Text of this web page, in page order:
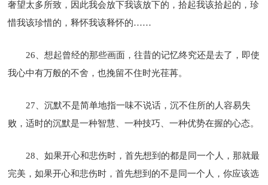
奢望太多所致，因此我会放下我该放下的，拾起我该拾起的，珍
惜我该珍惜的，释怀我该释怀的……
26、想起曾经的那些画面，往昔的记忆终究还是去了，即使
我心中有万般的不舍，也挽留不住时光荏苒。
27、沉默不是简单地指一味不说话，沉不住所的人容易失
败，适时的沉默是一种智慧、一种技巧、一种优势在握的心态。
28、如果开心和悲伤时，首先想到的都是同一个人，那就最
完美，如果开心和悲伤时，首先想到的不是同一个人，你应该选